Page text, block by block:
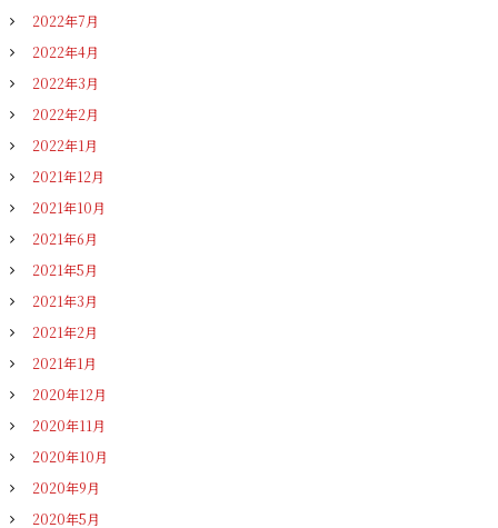
2022年7月
2022年4月
2022年3月
2022年2月
2022年1月
2021年12月
2021年10月
2021年6月
2021年5月
2021年3月
2021年2月
2021年1月
2020年12月
2020年11月
2020年10月
2020年9月
2020年5月